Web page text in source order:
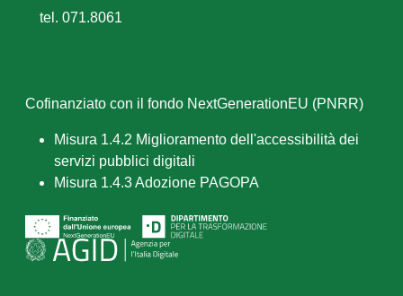
tel. 071.8061
Cofinanziato con il fondo NextGenerationEU (PNRR)
Misura 1.4.2 Miglioramento dell'accessibilità dei
servizi pubblici digitali
Misura 1.4.3 Adozione PAGOPA